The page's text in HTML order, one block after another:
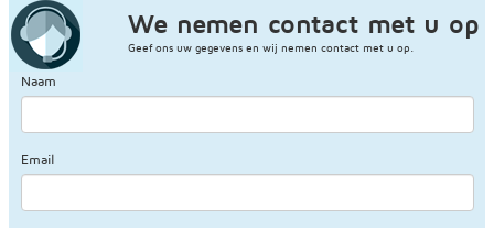
We nemen contact met u op
Geef ons uw gegevens en wij nemen contact met u op.
Naam
Email